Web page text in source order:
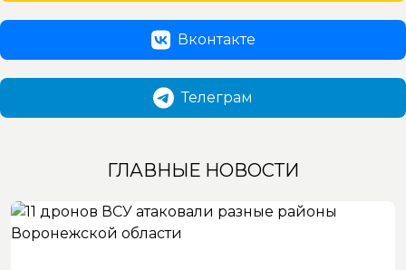
Вконтакте
Телеграм
ГЛАВНЫЕ НОВОСТИ